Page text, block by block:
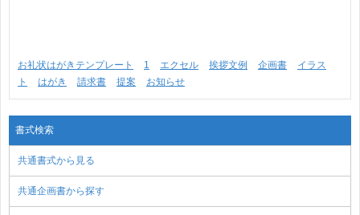
お礼状はがきテンプレート 1 エクセル 挨拶文例 企画書
イラス
ト
はがき 請求書 提案 お知らせ
書式検索
共通書式から見る
共通企画書から探す